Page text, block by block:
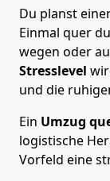
Du planst
Einmal quer
wegen oder
Stresslevel
und die
Ein Umzug
logistische
Vorfeld eine